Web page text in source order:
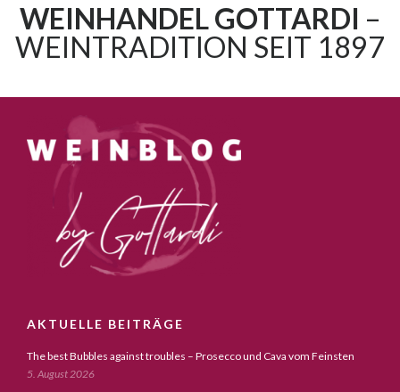
WEINHANDEL GOTTARDI –
WEINTRADITION SEIT 1897
AKTUELLE BEITRÄGE
The best Bubbles against troubles – Prosecco und Cava vom Feinsten
5. August 2026